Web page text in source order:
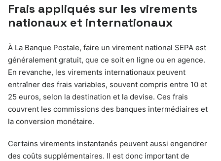
Frais appliqués sur les virements
nationaux et internationaux
À La Banque Postale, faire un virement national SEPA est
généralement gratuit, que ce soit en ligne ou en agence.
En revanche, les virements internationaux peuvent
entraîner des frais variables, souvent compris entre 10 et
25 euros, selon la destination et la devise. Ces frais
couvrent les commissions des banques intermédiaires et
la conversion monétaire.
Certains virements instantanés peuvent aussi engendrer
des coûts supplémentaires. Il est donc important de